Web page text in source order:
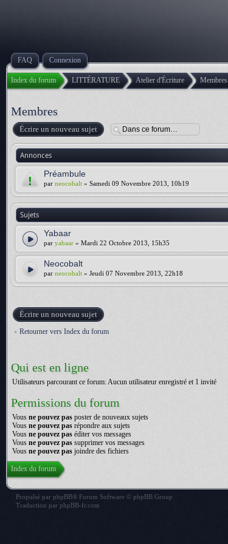
FAQ Connexion
Index du forum LITTÉRATURE Atelier d'Écriture Membres
Membres
Écrire un nouveau sujet
Annonces
Préambule
par neocobalt » Samedi 09 Novembre 2013, 10h19
Sujets
Yabaar
par yabaar » Mardi 22 Octobre 2013, 15h35
Neocobalt
par neocobalt » Jeudi 07 Novembre 2013, 22h18
Écrire un nouveau sujet
Retourner vers Index du forum
Qui est en ligne
Utilisateurs parcourant ce forum: Aucun utilisateur enregistré et 1 invité
Permissions du forum
Vous ne pouvez pas poster de nouveaux sujets
Vous ne pouvez pas répondre aux sujets
Vous ne pouvez pas éditer vos messages
Vous ne pouvez pas supprimer vos messages
Vous ne pouvez pas joindre des fichiers
Index du forum
Propulsé par phpBB® Forum Software © phpBB Group
Traduction par phpBB-fr.com